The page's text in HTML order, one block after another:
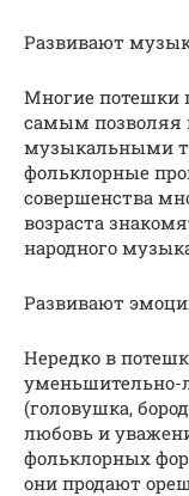
Развивают
Многие потешки
самым позволяя
музыкальными
фольклорные
совершенства
возраста
народного
Развивают
Нередко в
уменьшительно-
(головушка,
любовь и
фольклорных
они продают